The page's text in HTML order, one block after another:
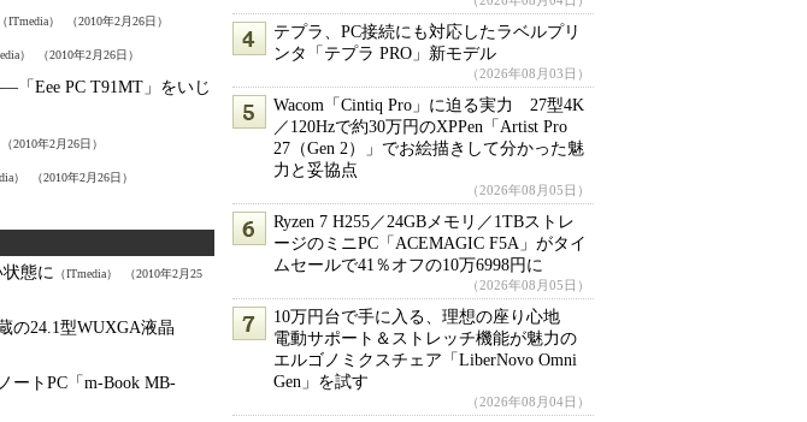
（ITmedia） （2010年2月26日）
） （2010年2月26日）
Eee PC T91MT」をいじ
（2010年2月26日）
） （2010年2月26日）
態に （ITmedia） （2010年2月25
の24.1型WUXGA液晶
ートPC「m-Book MB-
テプラ、PC接続にも対応したラベルプリ
ンタ「テプラ PRO」新モデル
（2026年08月03日）
Wacom「Cintiq Pro」に迫る実力 27型4K
／120Hzで約30万円のXPPen「Artist Pro
27（Gen 2）」でお絵描きして分かった魅
力と妥協点
（2026年08月05日）
Ryzen 7 H255／24GBメモリ／1TBストレ
ージのミニPC「ACEMAGIC F5A」がタイ
ムセールで41％オフの10万6998円に
（2026年08月05日）
10万円台で手に入る、理想の座り心地
電動サポート＆ストレッチ機能が魅力の
エルゴノミクスチェア「LiberNovo Omni
Gen」を試す
（2026年08月04日）